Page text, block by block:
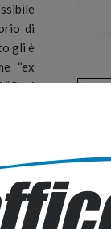
di
gli è
“ex
“Oasi
in
ha in